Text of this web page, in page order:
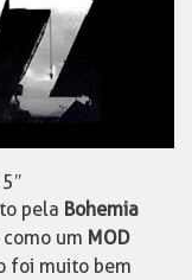
pela Bohemia
um MOD
foi muito bem